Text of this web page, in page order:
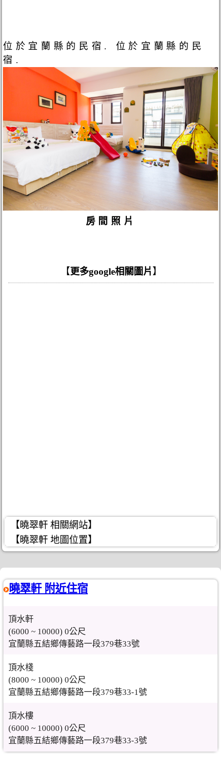
位於宜蘭縣的民宿. 位於宜蘭縣的民
宿.
房間照片
【更多google相關圖片 】
【曉翠軒 相關網站】
【曉翠軒 地圖位置】
曉翠軒 附近住宿
頂水軒
(6000 ~ 10000) 0公尺
宜蘭縣五結鄉傳藝路一段379巷33號
頂水棧
(8000 ~ 10000) 0公尺
宜蘭縣五結鄉傳藝路一段379巷33-1號
頂水樓
(6000 ~ 10000) 0公尺
宜蘭縣五結鄉傳藝路一段379巷33-3號